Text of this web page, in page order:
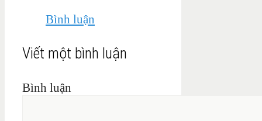
Bình luận
Viết một bình luận
Bình luận